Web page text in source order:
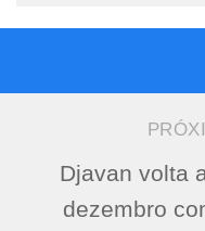
Djavan volta
dezembro